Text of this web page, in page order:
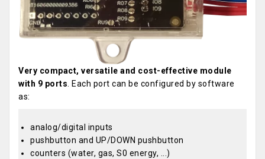
Very compact, versatile and cost-effective module
with 9 ports . Each port can be configured by software
as:
analog/digital inputs
pushbutton and UP/DOWN pushbutton
counters (water, gas, S0 energy, ...)